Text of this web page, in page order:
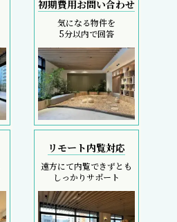
初期費用お問い合わせ
気になる物件を
5分以内で回答
リモート内覧対応
遠方にて内覧できずとも
しっかりサポート